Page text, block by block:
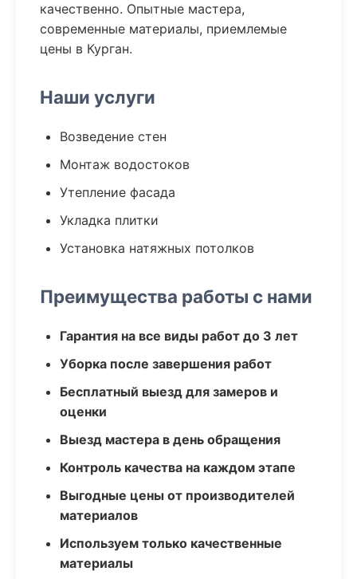
качественно. Опытные мастера,
современные материалы, приемлемые
цены в Курган.
Наши услуги
Возведение стен
Монтаж водостоков
Утепление фасада
Укладка плитки
Установка натяжных потолков
Преимущества работы с нами
Гарантия на все виды работ до 3 лет
Уборка после завершения работ
Бесплатный выезд для замеров и
оценки
Выезд мастера в день обращения
Контроль качества на каждом этапе
Выгодные цены от производителей
материалов
Используем только качественные
материалы